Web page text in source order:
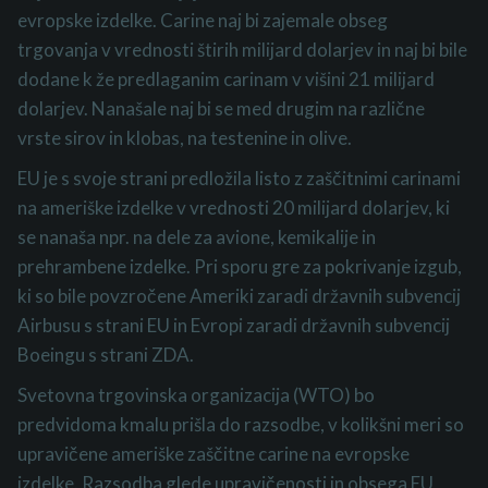
evropske izdelke. Carine naj bi zajemale obseg
trgovanja v vrednosti štirih milijard dolarjev in naj bi bile
dodane k že predlaganim carinam v višini 21 milijard
dolarjev. Nanašale naj bi se med drugim na različne
vrste sirov in klobas, na testenine in olive.
EU je s svoje strani predložila listo z zaščitnimi carinami
na ameriške izdelke v vrednosti 20 milijard dolarjev, ki
se nanaša npr. na dele za avione, kemikalije in
prehrambene izdelke. Pri sporu gre za pokrivanje izgub,
ki so bile povzročene Ameriki zaradi državnih subvencij
Airbusu s strani EU in Evropi zaradi državnih subvencij
Boeingu s strani ZDA.
Svetovna trgovinska organizacija (WTO) bo
predvidoma kmalu prišla do razsodbe, v kolikšni meri so
upravičene ameriške zaščitne carine na evropske
izdelke. Razsodba glede upravičenosti in obsega EU